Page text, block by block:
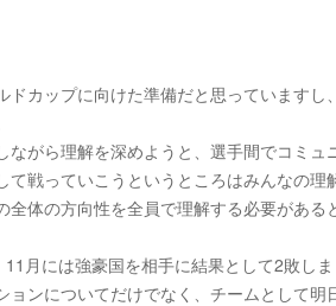
カップに向けた準備だと思っていますし
がら理解を深めようと、選手間でコミュ
戦っていこうというところはみんなの理
体の方向性を全員で理解する必要がある
月には強豪国を相手に結果として2敗しま
ンについてだけでなく、チームとして明